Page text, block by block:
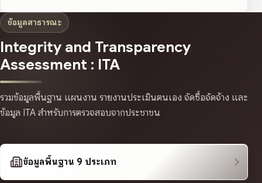
ข้อมูลสาธารณะ
Integrity and Transparency
Assessment : ITA
รวมข้อมูลพื้นฐาน แผนงาน รายงานประเมินตนเอง จัดซื้อจัดจ้าง และ
ข้อมูล ITA สำหรับการตรวจสอบจากประชาชน
ข้อมูลพื้นฐาน 9 ประเภท